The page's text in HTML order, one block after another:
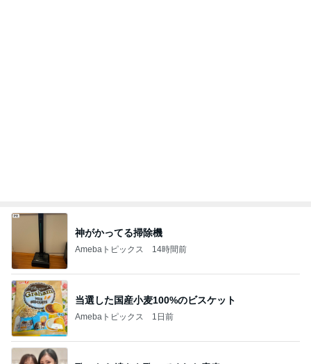
神がかってる掃除機
Amebaトピックス 14時間前
当選した国産小麦100%のビスケット
Amebaトピックス 1日前